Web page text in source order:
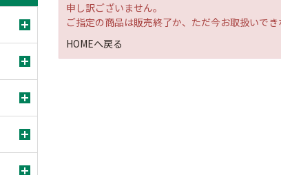
申し訳ございません。
ご指定の商品は販売終了か、ただ今お取扱いでき
HOMEへ戻る